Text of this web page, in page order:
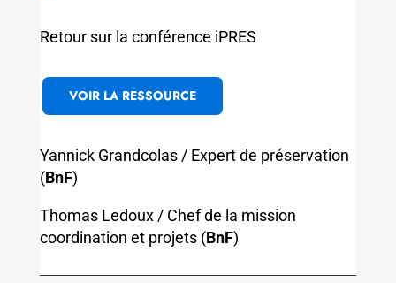
Retour sur la conférence iPRES
VOIR LA RESSOURCE
Yannick Grandcolas / Expert de préservation
(BnF)
Thomas Ledoux / Chef de la mission
coordination et projets (BnF)